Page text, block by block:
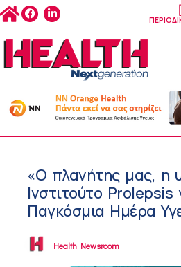
«Ο πλανήτης μας, η
Ινστιτούτο Prolepsis
Παγκόσμια Ημέρα
Health Newsroom